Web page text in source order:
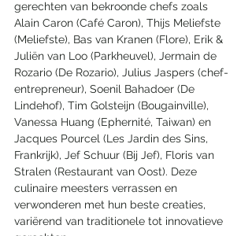
gerechten van bekroonde chefs zoals
Alain Caron (Café Caron), Thijs Meliefste
(Meliefste), Bas van Kranen (Flore), Erik &
Juliën van Loo (Parkheuvel), Jermain de
Rozario (De Rozario), Julius Jaspers (chef-
entrepreneur), Soenil Bahadoer (De
Lindehof), Tim Golsteijn (Bougainville),
Vanessa Huang (Ephernité, Taiwan) en
Jacques Pourcel (Les Jardin des Sins,
Frankrijk), Jef Schuur (Bij Jef), Floris van
Stralen (Restaurant van Oost). Deze
culinaire meesters verrassen en
verwonderen met hun beste creaties,
variërend van traditionele tot innovatieve